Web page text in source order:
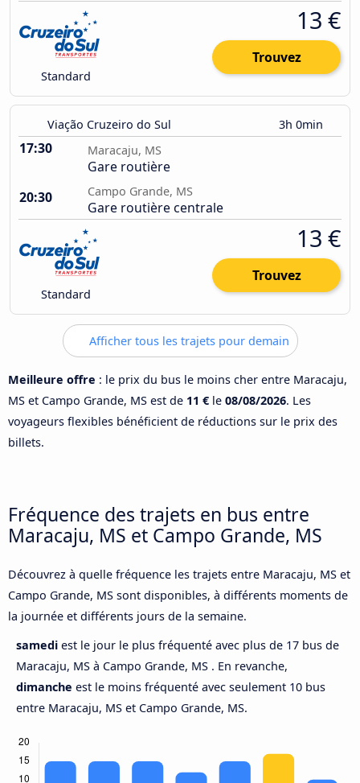
Standard
13 €
Trouvez
Viação Cruzeiro do Sul 3h 0min
17:30 Maracaju, MS
Gare routière
20:30
Campo Grande, MS
Gare routière centrale
Standard
13 €
Trouvez
Afficher tous les trajets pour demain
Meilleure offre : le prix du bus le moins cher entre Maracaju,
MS et Campo Grande, MS est de 11 € le 08/08/2026. Les
voyageurs flexibles bénéficient de réductions sur le prix des
billets.
Fréquence des trajets en bus entre
Maracaju, MS et Campo Grande, MS
Découvrez à quelle fréquence les trajets entre Maracaju, MS et
Campo Grande, MS sont disponibles, à différents moments de
la journée et différents jours de la semaine.
samedi est le jour le plus fréquenté avec plus de 17 bus de
Maracaju, MS à Campo Grande, MS . En revanche,
dimanche est le moins fréquenté avec seulement 10 bus
entre Maracaju, MS et Campo Grande, MS.